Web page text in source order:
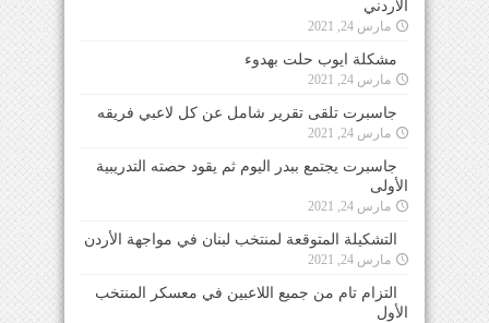
الأردني
مارس 24, 2021
مشكلة ايوب حلت بهدوء
مارس 24, 2021
جاسبرت تلقى تقرير شامل عن كل لاعبي فريقه
مارس 24, 2021
جاسبرت يجتمع ببدر اليوم ثم يقود حصته التدريبية
الأولى
مارس 24, 2021
التشكيلة المتوقعة لمنتخب لبنان في مواجهة الأردن
مارس 24, 2021
التزام تام من جميع اللاعبين في معسكر المنتخب
الأول